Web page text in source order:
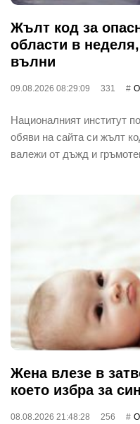
Жълт код за
области в
вълни
09.08.2026 08:29:09 331
Националният институт
обяви на сайта си жълт
валежи от дъжд и
Жена влезе в
което избра за
08.08.2026 21:48:28 256